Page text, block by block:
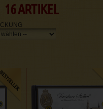
16 ARTIKEL